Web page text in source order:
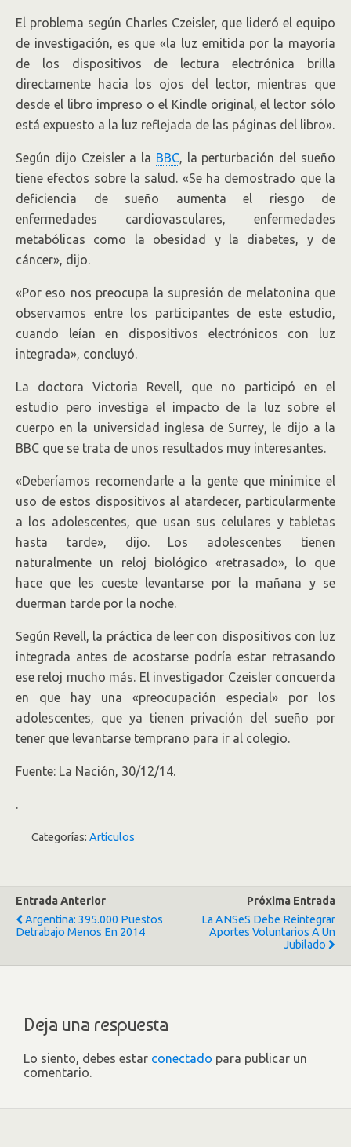
El problema según Charles Czeisler, que lideró el equipo
de investigación, es que «la luz emitida por la mayoría
de los dispositivos de lectura electrónica brilla
directamente hacia los ojos del lector, mientras que
desde el libro impreso o el Kindle original, el lector sólo
está expuesto a la luz reflejada de las páginas del libro».
Según dijo Czeisler a la BBC, la perturbación del sueño
tiene efectos sobre la salud. «Se ha demostrado que la
deficiencia de sueño aumenta el riesgo de
enfermedades cardiovasculares, enfermedades
metabólicas como la obesidad y la diabetes, y de
cáncer», dijo.
«Por eso nos preocupa la supresión de melatonina que
observamos entre los participantes de este estudio,
cuando leían en dispositivos electrónicos con luz
integrada», concluyó.
La doctora Victoria Revell, que no participó en el
estudio pero investiga el impacto de la luz sobre el
cuerpo en la universidad inglesa de Surrey, le dijo a la
BBC que se trata de unos resultados muy interesantes.
«Deberíamos recomendarle a la gente que minimice el
uso de estos dispositivos al atardecer, particularmente
a los adolescentes, que usan sus celulares y tabletas
hasta tarde», dijo. Los adolescentes tienen
naturalmente un reloj biológico «retrasado», lo que
hace que les cueste levantarse por la mañana y se
duerman tarde por la noche.
Según Revell, la práctica de leer con dispositivos con luz
integrada antes de acostarse podría estar retrasando
ese reloj mucho más. El investigador Czeisler concuerda
en que hay una «preocupación especial» por los
adolescentes, que ya tienen privación del sueño por
tener que levantarse temprano para ir al colegio.
Fuente: La Nación, 30/12/14.
.
Categorías: Artículos
Entrada Anterior
Argentina: 395.000 Puestos
Detrabajo Menos En 2014
Próxima Entrada
La ANSeS Debe Reintegrar
Aportes Voluntarios A Un
Jubilado
Deja una respuesta
Lo siento, debes estar conectado para publicar un
comentario.